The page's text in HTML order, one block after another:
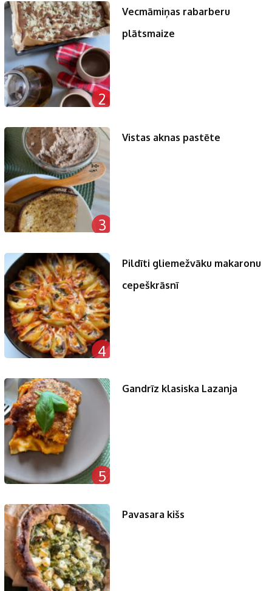
2
Vecmāmiņas rabarberu
plātsmaize
3
Vistas aknas pastēte
4
Pildīti gliemežvāku makaronu
cepeškrāsnī
5
Gandrīz klasiska Lazanja
Pavasara kišs